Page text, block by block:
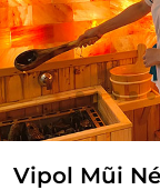
Vipol Mũi